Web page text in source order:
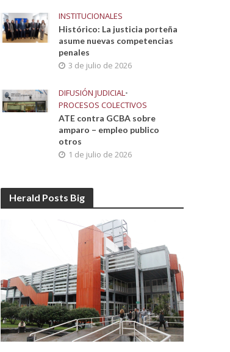
INSTITUCIONALES
Histórico: La justicia porteña
asume nuevas competencias
penales
3 de julio de 2026
DIFUSIÓN JUDICIAL•
PROCESOS COLECTIVOS
ATE contra GCBA sobre
amparo – empleo publico
otros
1 de julio de 2026
Herald Posts Big